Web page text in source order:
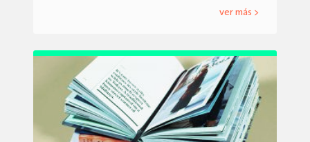
ver más >